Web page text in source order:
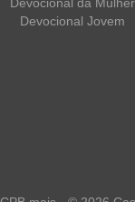
Devocional Jovem